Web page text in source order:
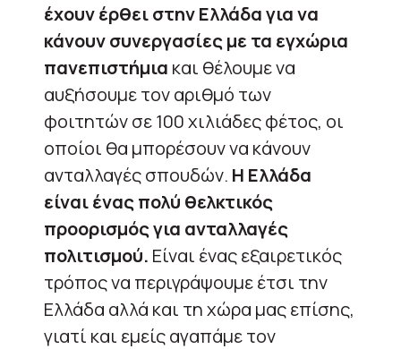
έχουν έρθει στην Ελλάδα για να
κάνουν συνεργασίες με τα εγχώρια
πανεπιστήμια και θέλουμε να
αυξήσουμε τον αριθμό των
φοιτητών σε 100 χιλιάδες φέτος, οι
οποίοι θα μπορέσουν να κάνουν
ανταλλαγές σπουδών. Η Ελλάδα
είναι ένας πολύ θελκτικός
προορισμός για ανταλλαγές
πολιτισμού. Είναι ένας εξαιρετικός
τρόπος να περιγράψουμε έτσι την
Ελλάδα αλλά και τη χώρα μας επίσης,
γιατί και εμείς αγαπάμε τον